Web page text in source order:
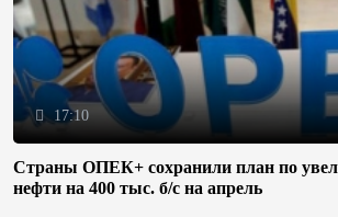
17:10
Страны ОПЕК+ сохранили план по
нефти на 400 тыс. б/с на апрель